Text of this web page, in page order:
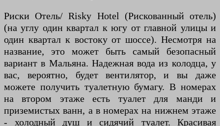
Риски Отель/ Risky Hotel (Рискованный отель)
(на углу один квартал к югу от главной улицы и
один квартал к востоку от шоссе). Несмотря на
название, это может быть самый безопасный
вариант в Мальяна. Надежная вода из колодца, у
вас, вероятно, будет вентилятор, и вы даже
можете получить туалетную бумагу. В номерах
на втором этаже есть туалет для манди и
приземистых ванн, а в номерах на нижнем этаже
- холодный душ и сидячий туалет. Красивая